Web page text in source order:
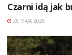
Czarni idą jak
26 MAJA 2026